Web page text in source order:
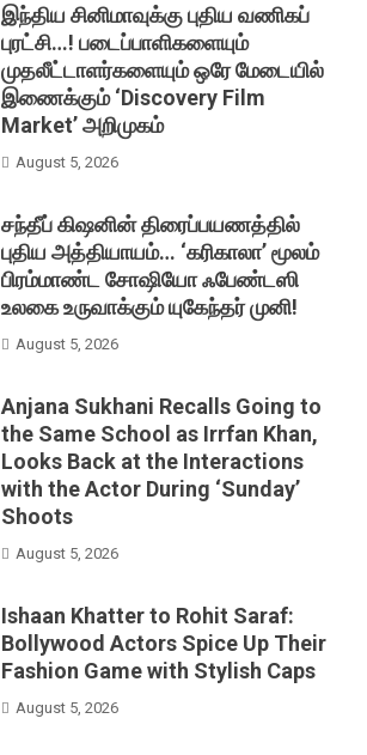
இந்திய சினிமாவுக்கு புதிய வணிகப்
புரட்சி…! படைப்பாளிகளையும்
முதலீட்டாளர்களையும் ஒரே மேடையில்
இணைக்கும் ‘Discovery Film
Market’ அறிமுகம்
August 5, 2026
சந்தீப் கிஷனின் திரைப்பயணத்தில்
புதிய அத்தியாயம்… ‘கரிகாலா’ மூலம்
பிரம்மாண்ட சோஷியோ ஃபேண்டஸி
உலகை உருவாக்கும் யுகேந்தர் முனி!
August 5, 2026
Anjana Sukhani Recalls Going to
the Same School as Irrfan Khan,
Looks Back at the Interactions
with the Actor During ‘Sunday’
Shoots
August 5, 2026
Ishaan Khatter to Rohit Saraf:
Bollywood Actors Spice Up Their
Fashion Game with Stylish Caps
August 5, 2026